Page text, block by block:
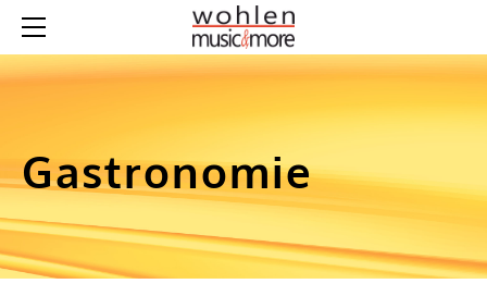
Gastronomie
MUSIC&MORE
DAS IST 'MUSIC&MORE'
PROGRAMM
SPONSOREN
GASTRONOMIE + HOTELS
VEREINE